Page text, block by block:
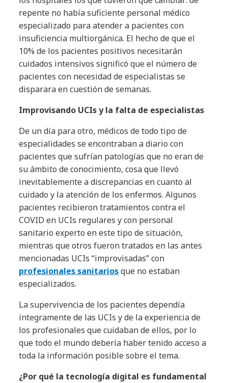
repente no había suficiente personal médico
especializado para atender a pacientes con
insuficiencia multiorgánica. El hecho de que el
10% de los pacientes positivos necesitarán
cuidados intensivos significó que el número de
pacientes con necesidad de especialistas se
disparara en cuestión de semanas.
Improvisando UCIs y la falta de especialistas
De un día para otro, médicos de todo tipo de
especialidades se encontraban a diario con
pacientes que sufrían patologías que no eran de
su ámbito de conocimiento, cosa que llevó
inevitablemente a discrepancias en cuanto al
cuidado y la atención de los enfermos. Algunos
pacientes recibieron tratamientos contra el
COVID en UCIs regulares y con personal
sanitario experto en este tipo de situación,
mientras que otros fueron tratados en las antes
mencionadas UCIs “improvisadas” con
profesionales sanitariosque no estaban
especializados.
La supervivencia de los pacientes dependía
íntegramente de las UCIs y de la experiencia de
los profesionales que cuidaban de ellos, por lo
que todo el mundo debería haber tenido acceso a
toda la información posible sobre el tema.
¿Por qué la tecnología digital es fundamental